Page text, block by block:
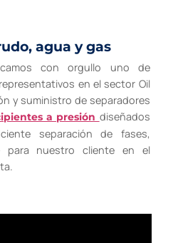
agua y gas
con orgullo uno de
en el sector Oil
y suministro de separadores
a presión diseñados
separación de fases,
para nuestro cliente en el